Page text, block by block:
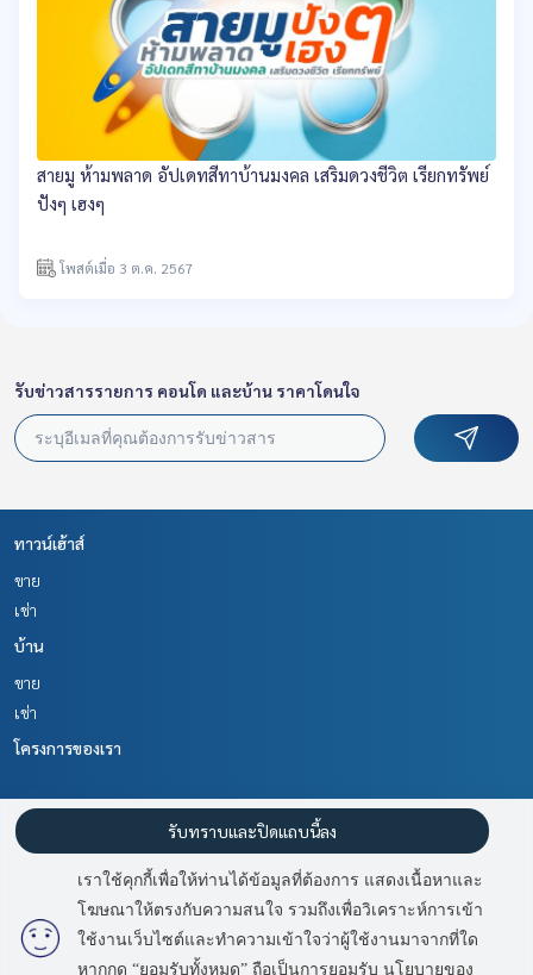
สายมู ห้ามพลาด อัปเดทสีทาบ้านมงคล เสริมดวงชีวิต เรียกทรัพย์
ปังๆ เฮงๆ
โพสต์เมื่อ 3 ต.ค. 2567
รับข่าวสารรายการ คอนโด และบ้าน ราคาโดนใจ
ทาวน์เฮ้าส์
ขาย
เช่า
บ้าน
ขาย
เช่า
โครงการของเรา
ฉะเชิงเทรา
สิรารมย์ พลัส เวลโกรว์
สำโรง สมุทรปราการ
บ้านพฤกษา 106 บางปู - ตำหรุ 1
บ้านพฤกษา 28
อินดี้ 2 ศรีนครินทร์
ลุมพินี มิกซ์ เทพารักษ์ - ศรีนครินทร์
เราใช้คุกกี้เพื่อให้ท่านได้ข้อมูลที่ต้องการ แสดงเนื้อหาและ
โฆษณาให้ตรงกับความสนใจ รวมถึงเพื่อวิเคราะห์การเข้า
ใช้งานเว็บไซต์และทำความเข้าใจว่าผู้ใช้งานมาจากที่ใด
หากกด “ยอมรับทั้งหมด” ถือเป็นการยอมรับ นโยบายของ
รับทราบและปิดแถบนี้ลง